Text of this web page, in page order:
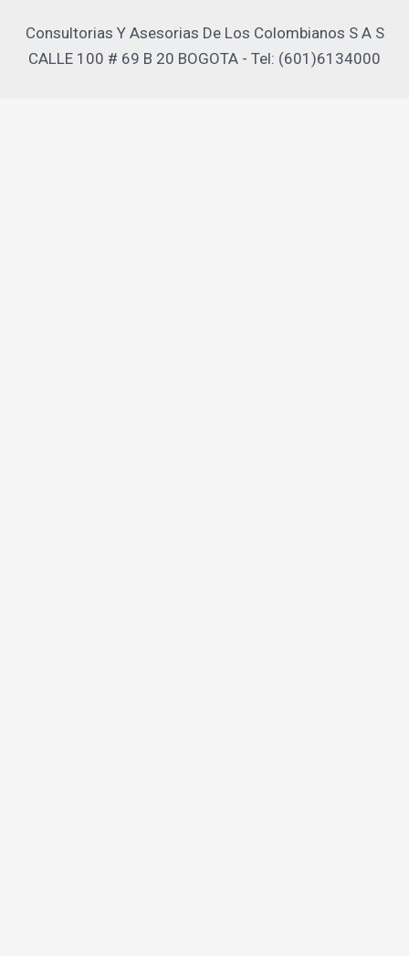
Consultorias Y Asesorias De Los Colombianos S A S
CALLE 100 # 69 B 20 BOGOTA - Tel: (601)6134000